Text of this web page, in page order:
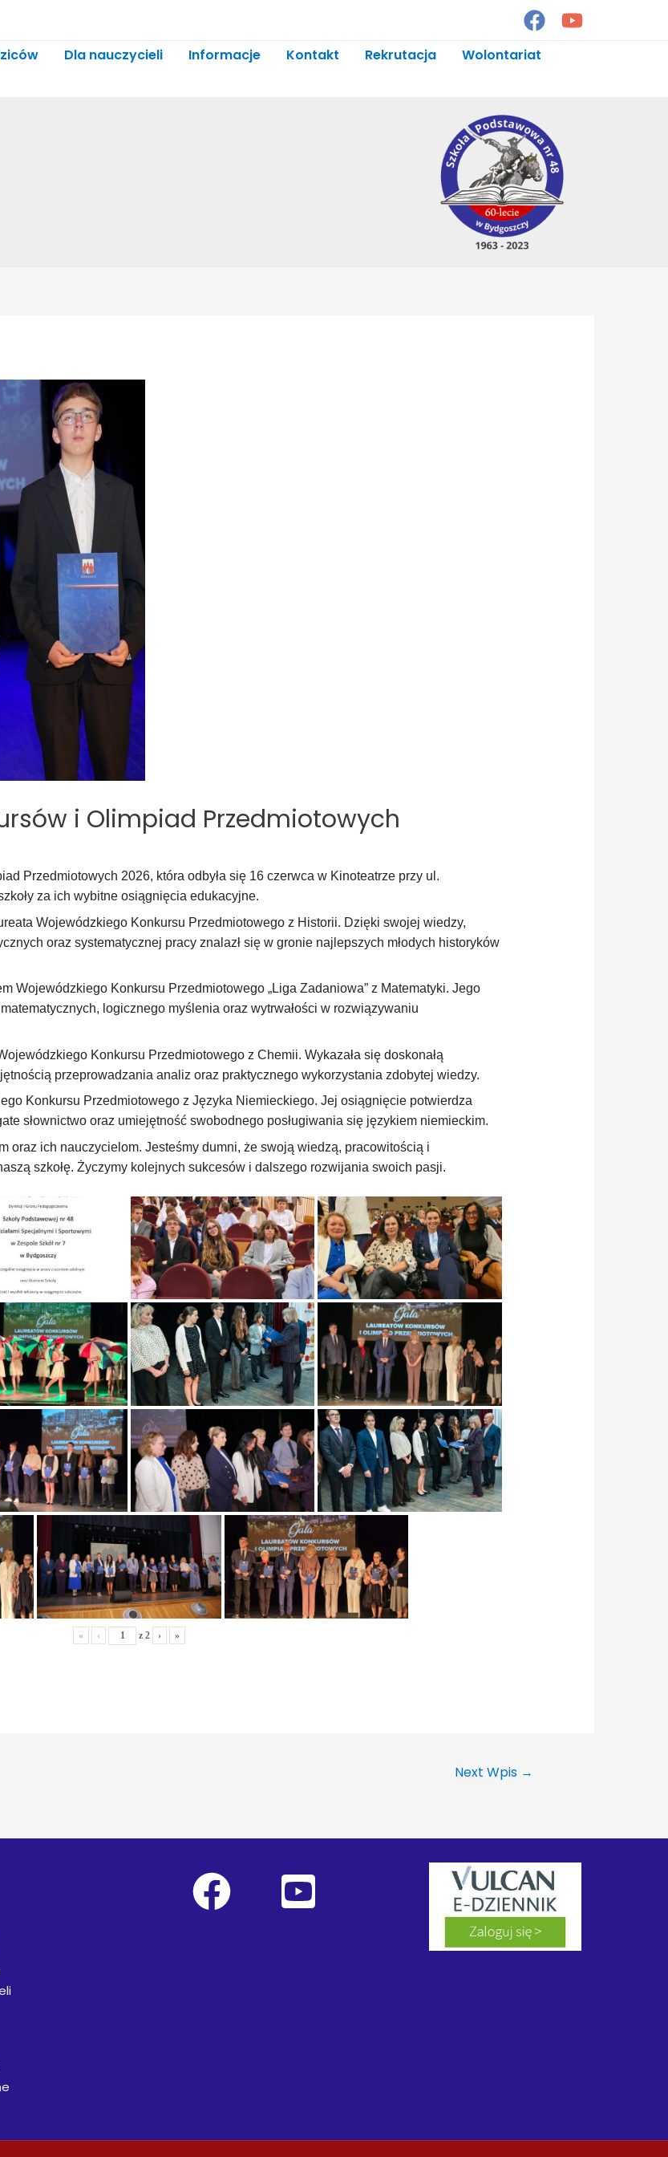
Dla nauczycieli Informacje Kontakt Rekrutacja
Wolontariat
i Olimpiad Przedmiotowych
Przedmiotowych 2026, która odbyła się 16 czerwca w Kinoteatrze przy ul.
za ich wybitne osiągnięcia edukacyjne.
Wojewódzkiego Konkursu Przedmiotowego z Historii. Dzięki swojej wiedzy,
oraz systematycznej pracy znalazł się w gronie najlepszych młodych historyków
Wojewódzkiego Konkursu Przedmiotowego „Liga Zadaniowa” z Matematyki. Jego
logicznego myślenia oraz wytrwałości w rozwiązywaniu
Konkursu Przedmiotowego z Chemii. Wykazała się doskonałą
przeprowadzania analiz oraz praktycznego wykorzystania zdobytej wiedzy.
Konkursu Przedmiotowego z Języka Niemieckiego. Jej osiągnięcie potwierdza
słownictwo oraz umiejętność swobodnego posługiwania się językiem niemieckim.
oraz ich nauczycielom. Jesteśmy dumni, że swoją wiedzą, pracowitością i
szkołę. Życzymy kolejnych sukcesów i dalszego rozwijania swoich pasji.
« ‹ z 2 › »
Next Wpis →